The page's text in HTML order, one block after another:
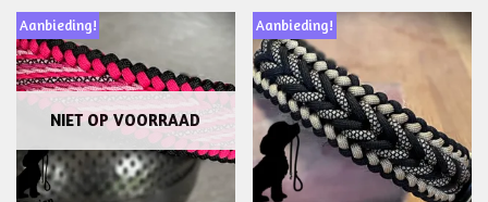
NIET OP VOORRAAD
Aanbieding! Aanbieding!